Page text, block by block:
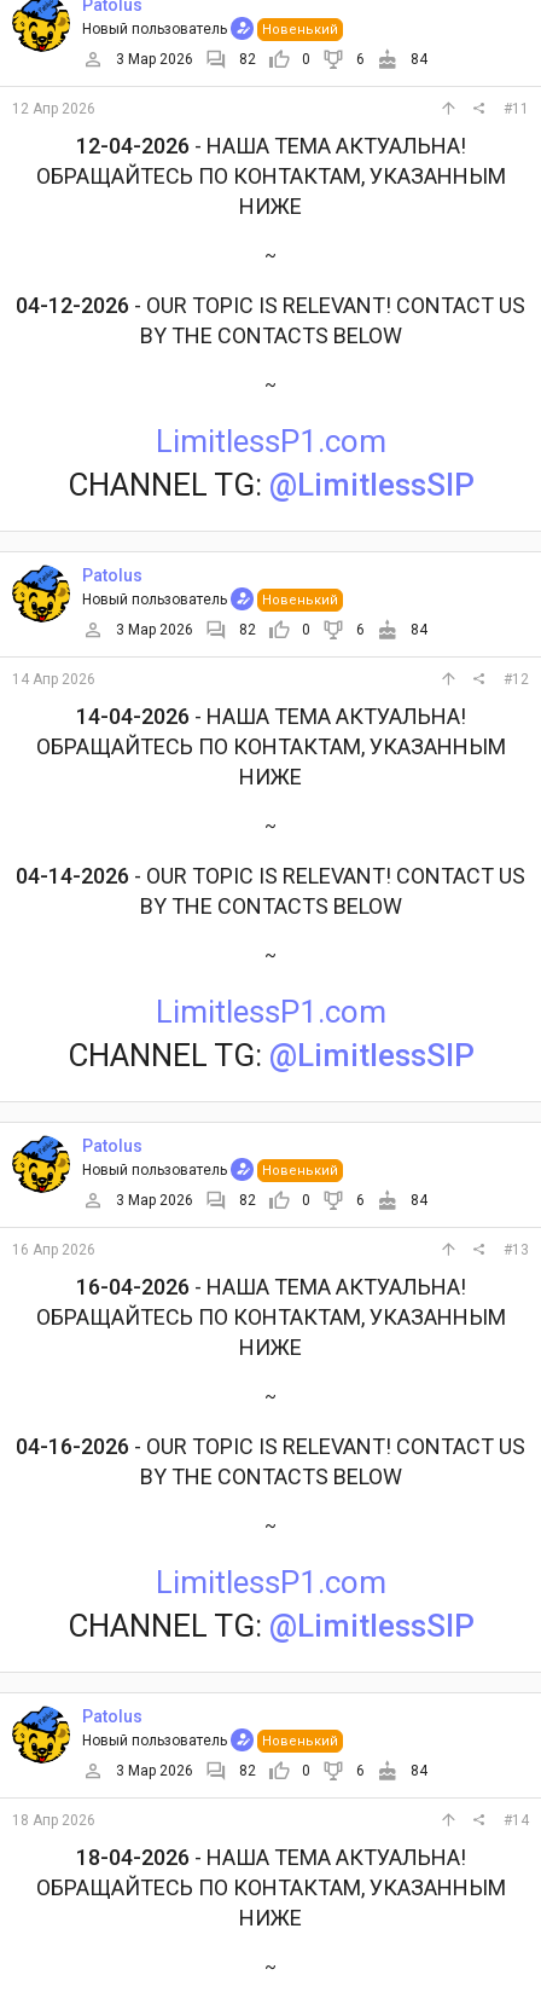
Patolus
Новый пользователь Новенький
3 Мар 2026 82 0 6 84
12 Апр 2026 #11
12-04-2026 - НАША ТЕМА АКТУАЛЬНА!
ОБРАЩАЙТЕСЬ ПО КОНТАКТАМ, УКАЗАННЫМ
НИЖЕ
~
04-12-2026 - OUR TOPIC IS RELEVANT! CONTACT US
BY THE CONTACTS BELOW
~
LimitlessP1.com
CHANNEL TG: @LimitlessSIP
Patolus
Новый пользователь Новенький
3 Мар 2026 82 0 6 84
14 Апр 2026 #12
14-04-2026 - НАША ТЕМА АКТУАЛЬНА!
ОБРАЩАЙТЕСЬ ПО КОНТАКТАМ, УКАЗАННЫМ
НИЖЕ
~
04-14-2026 - OUR TOPIC IS RELEVANT! CONTACT US
BY THE CONTACTS BELOW
~
LimitlessP1.com
CHANNEL TG: @LimitlessSIP
Patolus
Новый пользователь Новенький
3 Мар 2026 82 0 6 84
16 Апр 2026 #13
16-04-2026 - НАША ТЕМА АКТУАЛЬНА!
ОБРАЩАЙТЕСЬ ПО КОНТАКТАМ, УКАЗАННЫМ
НИЖЕ
~
04-16-2026 - OUR TOPIC IS RELEVANT! CONTACT US
BY THE CONTACTS BELOW
~
LimitlessP1.com
CHANNEL TG: @LimitlessSIP
Patolus
Новый пользователь Новенький
3 Мар 2026 82 0 6 84
18 Апр 2026 #14
18-04-2026 - НАША ТЕМА АКТУАЛЬНА!
ОБРАЩАЙТЕСЬ ПО КОНТАКТАМ, УКАЗАННЫМ
НИЖЕ
~